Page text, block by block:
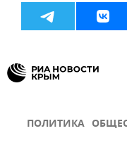
ПОЛИТИКА